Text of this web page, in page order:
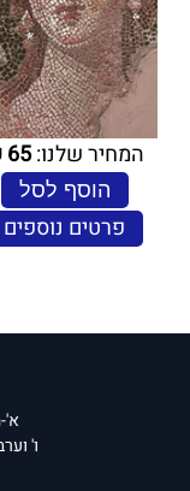
המחיר שלנו:65
הוסף לסל
פרטים נוספים
א'-
ו'